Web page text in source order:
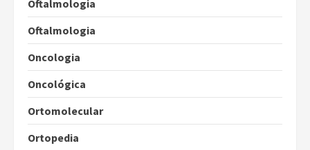
Oftalmologia
Oftalmologia
Oncologia
Oncológica
Ortomolecular
Ortopedia